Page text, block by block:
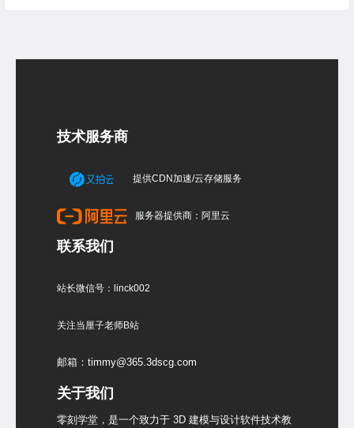
技术服务商
提供CDN加速/云存储服务
服务器提供商：阿里云
联系我们
站长微信号：linck002
关注当厘子老师B站
邮箱：timmy@365.3dscg.com
关于我们
零刻学堂，是一个致力于 3D 建模与设计软件技术教